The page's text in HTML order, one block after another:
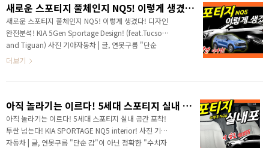
입니다. 출처: https://lastzone.tistory.com/1797
[연못구름] 어떤 경쟁력을 갖추고 있는지.. 영상으로 준
비했습니다. # 스포티지 실내 공간도 함께 보세요! 신차
정보를 가장 빠르고 정확하게 얻는 방법 아시죠? (상단
면 연못구름 유튜브 채널에서"구독"과 ..
새로운 스포티지 풀체인지 NQ5! 이렇게 생겼다! 디자인 완전분석! KIA 5Gen Sportage Design! (feat.Tucson and Tiguan)
새로운 스포티지 풀체인지 NQ5! 이렇게 생겼다! 디자인
완전분석! KIA 5Gen Sportage Design! (feat.Tucson
and Tiguan) 사진 기아자동차 | 글, 연못구름 "단순
감"이 아닌 정확한 "수치자료"를 통해서 비교 분석 자료
세대로 풀체인지 된 스포티지 NQ5가 공개됩니다. 공개
아닌 월드 와이드라서 한국 시간 기준이라면 화요일, 그
리고 미국 시간 기준이라면 수요일이 될 것 같네요! 출시
전부터 "디자인 is 기아"의 새로운 디자인을 예고했기 때
문에 디자인에 대한 기대와 호불호가 많았죠? 티저가 공
더보기
아직 놀라기는 이르다! 5세대 스포티지 실내 공간 포착! 투싼 넘는다! KIA SPORTAGE NQ5 interior!
아직 놀라기는 이르다! 5세대 스포티지 실내 공간 포착!
투싼 넘는다! KIA SPORTAGE NQ5 interior! 사진 기아
자동차 | 글, 연못구름 "단순 감"이 아닌 정확한 "수치자